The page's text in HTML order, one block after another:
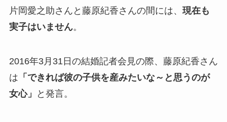
馴れ初めも調査！
や収入に妊娠の噂も調査！
斉藤由貴と夫・小井延安はモ
片岡愛之助さんと藤原紀香さんの間には、 現在も
実子はいません。
2016年3月31日の結婚記者会見の際、藤原紀香さん
は 「できれば彼の子供を産みたいな～と思うのが
女心」
と発言。